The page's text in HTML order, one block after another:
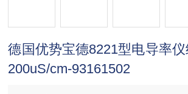
德国优势宝德8221型电导率
200uS/cm-93161502